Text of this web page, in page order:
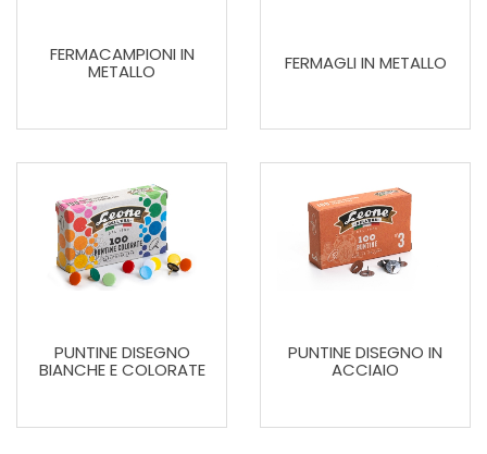
FERMACAMPIONI IN
METALLO FERMAGLI IN METALLO
PUNTINE DISEGNO
BIANCHE E COLORATE
PUNTINE DISEGNO IN
ACCIAIO